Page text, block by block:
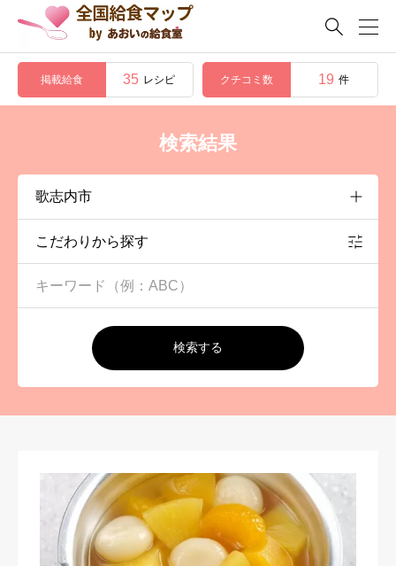

掲載給食 35 レシピ クチコミ数 19 件
検索結果
こだわりから探す
検索する